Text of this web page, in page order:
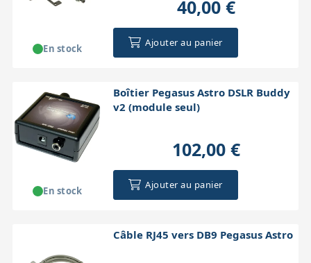
Accessoires pour montures
Têtes
40,00 €
Ajouter au panier
En stock
Boîtier Pegasus Astro DSLR Buddy
v2 (module seul)
102,00 €
Ajouter au panier
En stock
Câble RJ45 vers DB9 Pegasus Astro